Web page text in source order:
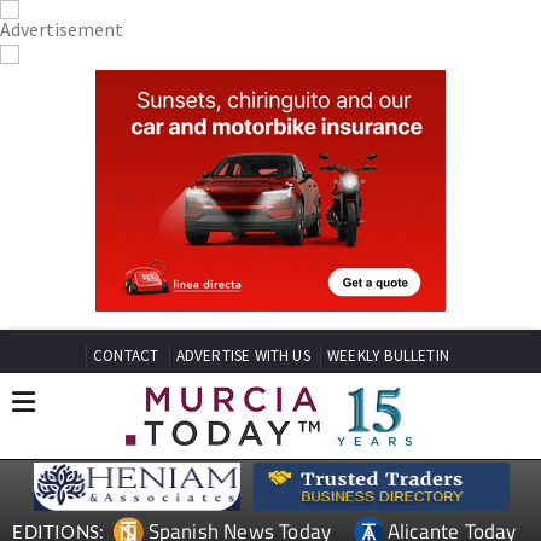
CONTACT ADVERTISE WITH US WEEKLY BULLETIN
EDITIONS: Spanish News Today Alicante Today